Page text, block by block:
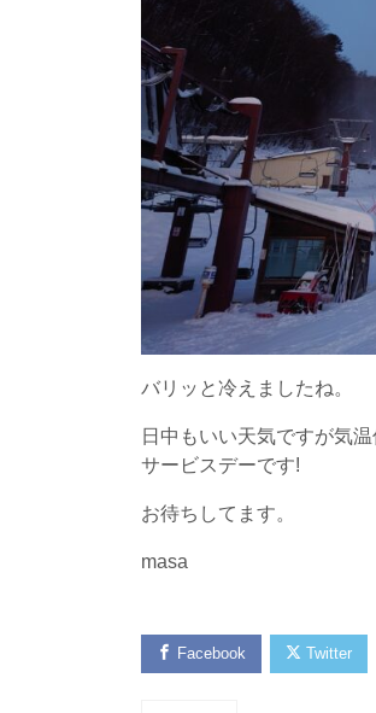
バリッと冷えましたね。
日中もいい天気ですが気
サービスデーです!
お待ちしてます。
masa
Facebook Twitter